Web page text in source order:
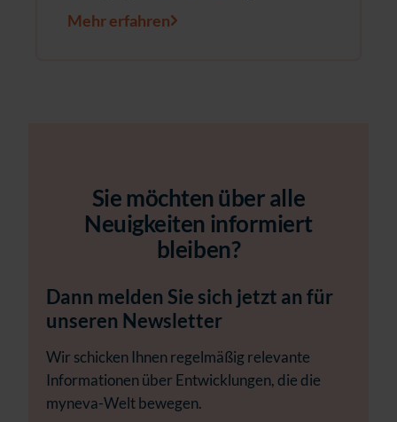
Mehr erfahren
Sie möchten über alle
Neuigkeiten informiert
bleiben?
Dann melden Sie sich jetzt an für
unseren Newsletter
Wir schicken Ihnen regelmäßig relevante
Informationen über Entwicklungen, die die
myneva-Welt bewegen.